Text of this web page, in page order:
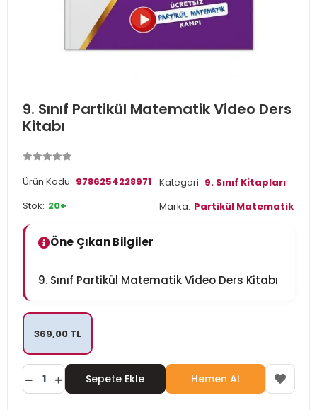
9. Sınıf Partikül Matematik Video Ders
Kitabı
Ürün Kodu: 9786254228971 Kategori: 9. Sınıf Kitapları
Stok: 20+ Marka: Partikül Matematik
Öne Çıkan Bilgiler
9. Sınıf Partikül Matematik Video Ders Kitabı
369,00 TL
Sepete Ekle Hemen Al